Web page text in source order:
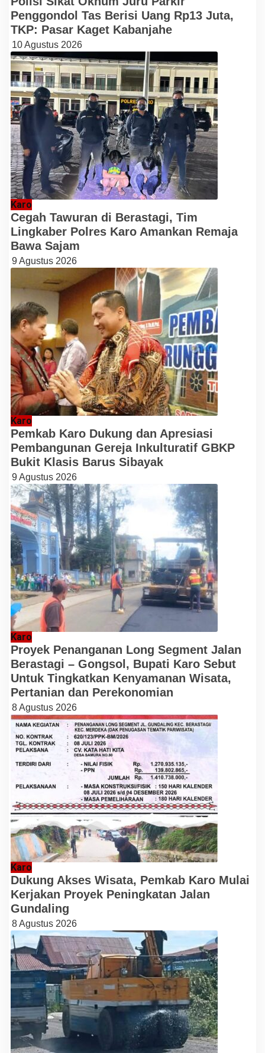
Penggondol Tas Berisi Uang Rp13 Juta,
TKP: Pasar Kaget Kabanjahe
10 Agustus 2026
Karo
Cegah Tawuran di Berastagi, Tim
Lingkaber Polres Karo Amankan Remaja
Bawa Sajam
9 Agustus 2026
Karo
Pemkab Karo Dukung dan Apresiasi
Pembangunan Gereja Inkulturatif GBKP
Bukit Klasis Barus Sibayak
9 Agustus 2026
Karo
Proyek Penanganan Long Segment Jalan
Berastagi – Gongsol, Bupati Karo Sebut
Untuk Tingkatkan Kenyamanan Wisata,
Pertanian dan Perekonomian
8 Agustus 2026
Karo
Dukung Akses Wisata, Pemkab Karo Mulai
Kerjakan Proyek Peningkatan Jalan
Gundaling
8 Agustus 2026